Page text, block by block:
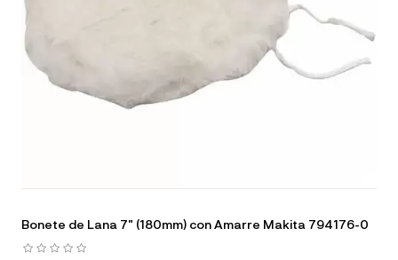
Bonete de Lana 7" (180mm) con Amarre Makita 794176-0